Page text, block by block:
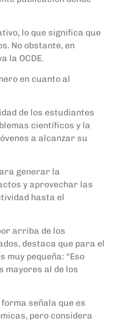
lo que significa que
No obstante, en
la OCDE.
en cuanto al
de los estudiantes
científicos y la
a alcanzar su
generar la
y aprovechar las
hasta el
arriba de los
destaca que para el
pequeña: “Eso
mayores al de los
señala que es
pero considera